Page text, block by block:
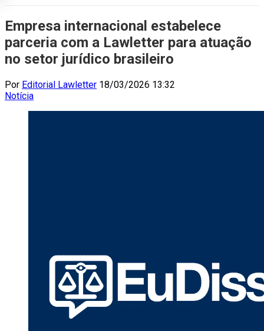
Empresa internacional estabelece
parceria com a Lawletter para atuação
no setor jurídico brasileiro
Por Editorial Lawletter 18/03/2026 13:32
Notícia